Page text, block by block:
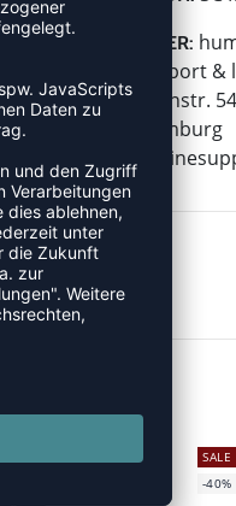
HERSTELLER:
hummel sport &
Leverkusenstr. 54
22761 Hamburg
E-Mail:
SALE
-40%